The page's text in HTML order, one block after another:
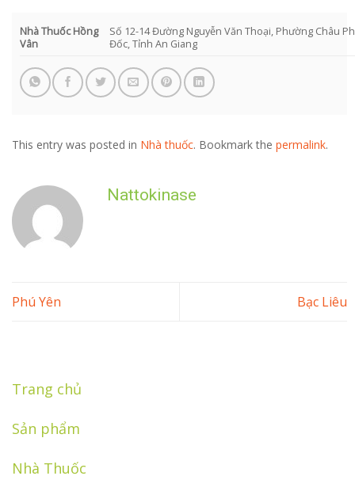
Nhà Thuốc Hồng
Vân
Số 12-14 Đường Nguyễn Văn Thoại, Phường Châu
Đốc, Tỉnh An Giang
This entry was posted in Nhà thuốc. Bookmark the permalink.
Nattokinase
Phú Yên Bạc Liêu
Trang chủ
Sản phẩm
Nhà Thuốc